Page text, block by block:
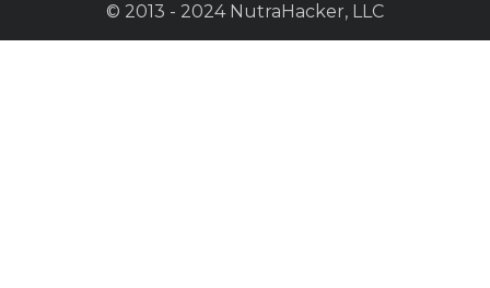
© 2013 - 2024 NutraHacker, LLC